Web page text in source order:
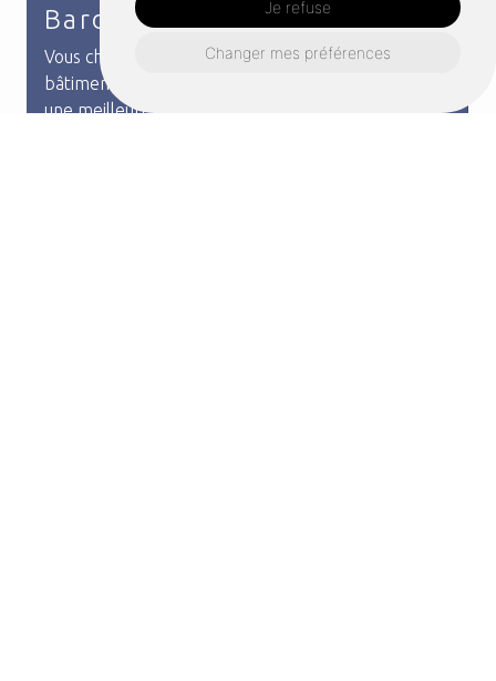
Je refuse
Changer mes préférences
Bardage métal
Vous cherchez à améliorer et renforcer votre
bâtiment ou maison ? Le bardage en métal permet
une meilleure isolation thermique tout en étant